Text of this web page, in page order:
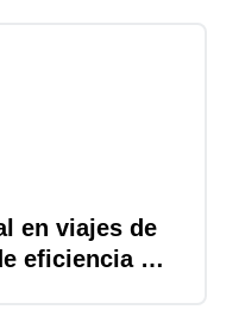
en viajes de
eficiencia o